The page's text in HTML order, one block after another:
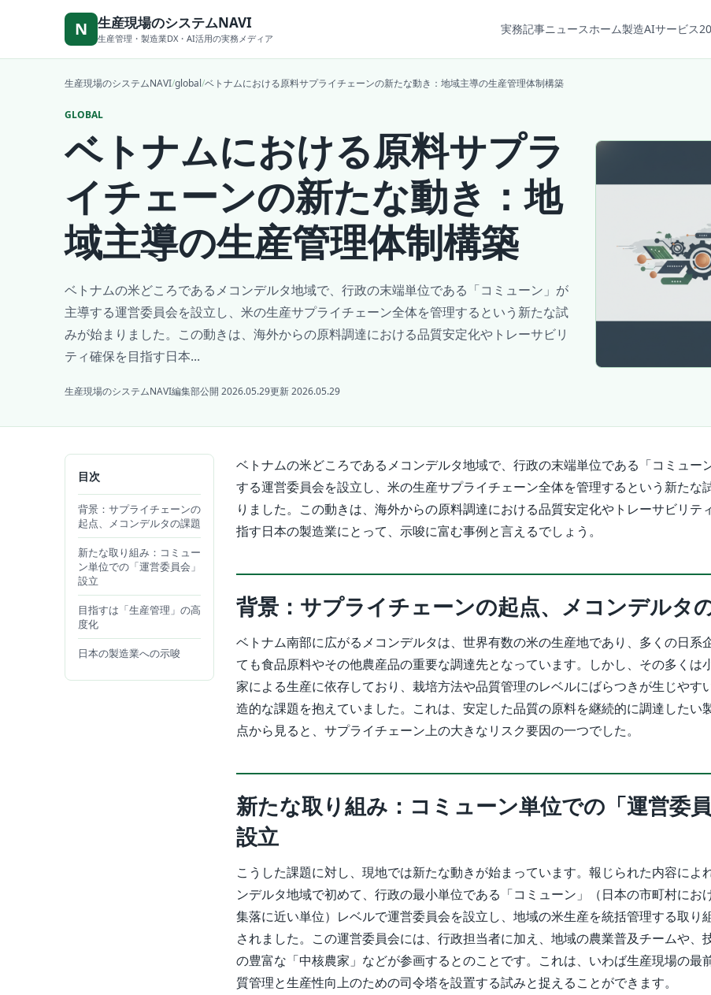
N 生産現場のシステムNAVI
生産管理・製造業DX・AI活用の実務メディア
実務記事ニュースホーム製造AIサービス
生産現場のシステムNAVI/global/ベトナムにおける原料サプライチェーンの新たな動き：地域主導の生産管理体制構築
GLOBAL
ベトナムにおける原料サプラ
イチェーンの新たな動き：地
域主導の生産管理体制構築
ベトナムの米どころであるメコンデルタ地域で、行政の末端単位である「コミューン」が
主導する運営委員会を設立し、米の生産サプライチェーン全体を管理するという新たな試
みが始まりました。この動きは、海外からの原料調達における品質安定化やトレーサビリ
ティ確保を目指す日本...
生産現場のシステムNAVI編集部公開 2026.05.29更新 2026.05.29
目次
背景：サプライチェーンの
起点、メコンデルタの課題
新たな取り組み：コミュー
ン単位での「運営委員会」
設立
目指すは「生産管理」の高
度化
日本の製造業への示唆
ベトナムの米どころであるメコンデルタ地域で、行政の末端単位である「コミュー
する運営委員会を設立し、米の生産サプライチェーン全体を管理するという新たな
りました。この動きは、海外からの原料調達における品質安定化やトレーサビリテ
指す日本の製造業にとって、示唆に富む事例と言えるでしょう。
背景：サプライチェーンの起点、メコンデルタ
ベトナム南部に広がるメコンデルタは、世界有数の米の生産地であり、多くの日系
ても食品原料やその他農産品の重要な調達先となっています。しかし、その多くは
家による生産に依存しており、栽培方法や品質管理のレベルにばらつきが生じやす
造的な課題を抱えていました。これは、安定した品質の原料を継続的に調達したい
点から見ると、サプライチェーン上の大きなリスク要因の一つでした。
新たな取り組み：コミューン単位での「運営委員
設立
こうした課題に対し、現地では新たな動きが始まっています。報じられた内容によ
ンデルタ地域で初めて、行政の最小単位である「コミューン」（日本の市町村にお
集落に近い単位）レベルで運営委員会を設立し、地域の米生産を統括管理する取り
されました。この運営委員会には、行政担当者に加え、地域の農業普及チームや、
の豊富な「中核農家」などが参画するとのことです。これは、いわば生産現場の最
質管理と生産性向上のための司令塔を設置する試みと捉えることができます。